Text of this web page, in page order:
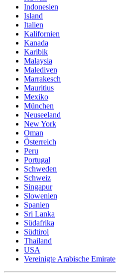
Indonesien
Island
Italien
Kalifornien
Kanada
Karibik
Malaysia
Malediven
Marrakesch
Mauritius
Mexiko
München
Neuseeland
New York
Oman
Österreich
Peru
Portugal
Schweden
Schweiz
Singapur
Slowenien
Spanien
Sri Lanka
Südafrika
Südtirol
Thailand
USA
Vereinigte Arabische Emirate